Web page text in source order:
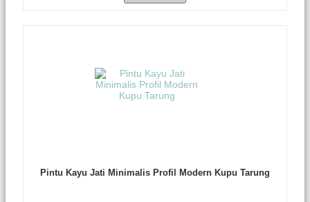
Pintu Kayu Jati Minimalis Profil Modern Kupu Tarung